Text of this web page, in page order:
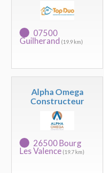
07500
Guilherand (19.9 km)
Alpha Omega
Constructeur
26500 Bourg
Les Valence (19.7 km)